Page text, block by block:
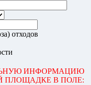
отходов
ИНФОРМАЦИЮ
ПЛОЩАДКЕ В ПОЛЕ: